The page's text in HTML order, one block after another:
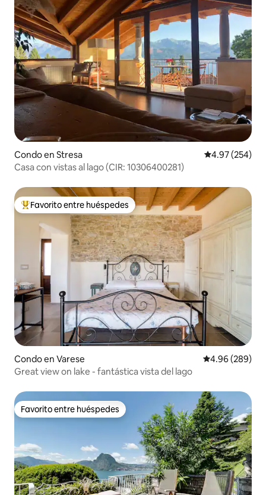
Condo en Stresa Calificación
4.97 (254)
Casa con vistas al lago (CIR: 10306400281)
Favorito entre huéspedes preferido
Favorito entre huéspedes
Condo en Varese Calificación
4.96 (289)
Great view on lake - fantástica vista del lago
Favorito entre huéspedes
Favorito entre huéspedes